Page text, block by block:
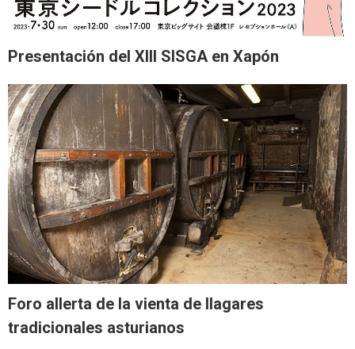
Presentación del XIII SISGA en Xapón
Foro allerta de la vienta de llagares
tradicionales asturianos